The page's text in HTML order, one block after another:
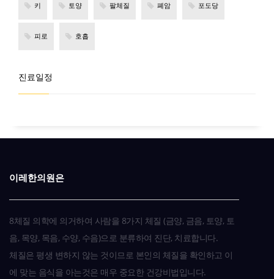
키 토양 팔체질 폐암 포도당
피로 호흡
진료일정
이레한의원은
8체질 의학에 의거하여 사람을 8가지 체질 (금양, 금음, 토양, 토
음, 목양, 목음, 수양, 수음)으로 분류하여 진단, 치료합니다.
체질은 평생 변하지 않는 것이므로 본인의 체질을 확인하고 이
에 맞는 음식을 아는것은 매우 중요한 건강비법입니다.